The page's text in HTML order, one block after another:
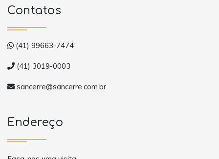
Contatos
(41) 99663-7474
(41) 3019-0003
sancerre@sancerre.com.br
Endereço